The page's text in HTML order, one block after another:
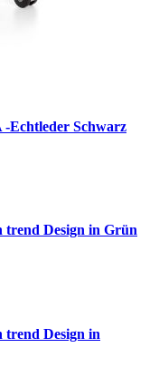
Echtleder Schwarz
trend Design in Grün
trend Design in